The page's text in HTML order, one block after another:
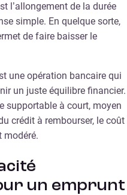
l’allongement de la durée
simple. En quelque sorte,
de faire baisser le
une opération bancaire qui
un juste équilibre financier.
supportable à court, moyen
crédit à rembourser, le coût
modéré.
un emprunt